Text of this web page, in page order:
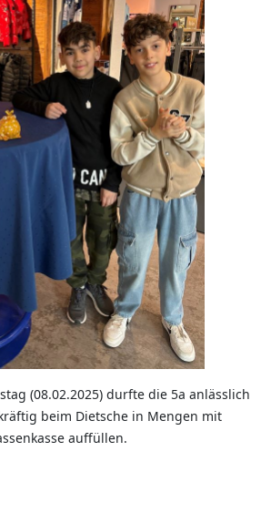
(08.02.2025) durfte die 5a anlässlich
beim Dietsche in Mengen mit
auffüllen.